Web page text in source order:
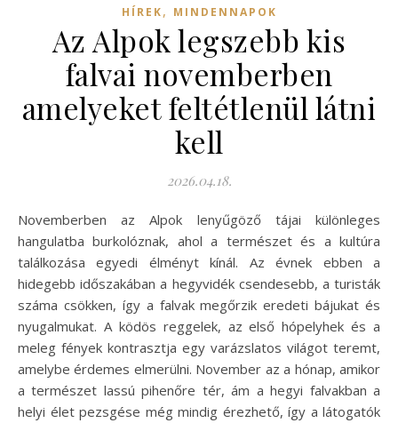
HÍREK, MINDENNAPOK
Az Alpok legszebb kis
falvai novemberben
amelyeket feltétlenül látni
kell
2026.04.18.
Novemberben az Alpok lenyűgöző tájai különleges
hangulatba burkolóznak, ahol a természet és a kultúra
találkozása egyedi élményt kínál. Az évnek ebben a
hidegebb időszakában a hegyvidék csendesebb, a turisták
száma csökken, így a falvak megőrzik eredeti bájukat és
nyugalmukat. A ködös reggelek, az első hópelyhek és a
meleg fények kontrasztja egy varázslatos világot teremt,
amelybe érdemes elmerülni. November az a hónap, amikor
a természet lassú pihenőre tér, ám a hegyi falvakban a
helyi élet pezsgése még mindig érezhető, így a látogatók